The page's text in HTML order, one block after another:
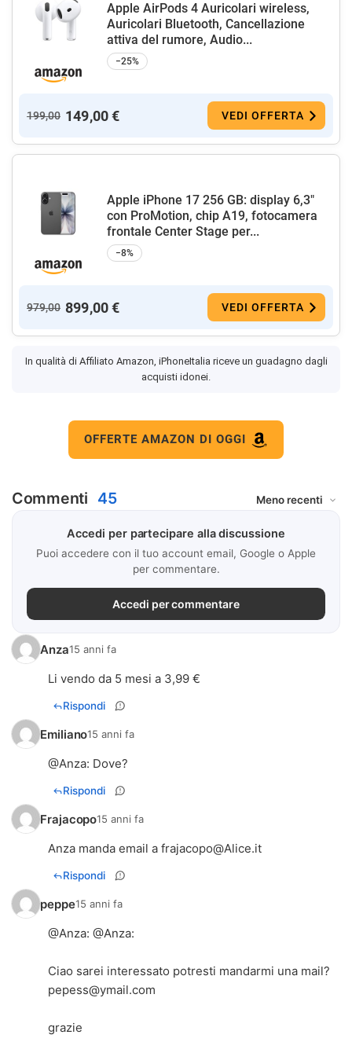
Apple AirPods 4 Auricolari wireless,
Auricolari Bluetooth, Cancellazione
attiva del rumore, Audio...
−25%
199,00 149,00 € VEDI OFFERTA
Apple iPhone 17 256 GB: display 6,3"
con ProMotion, chip A19, fotocamera
frontale Center Stage per...
−8%
979,00 899,00 € VEDI OFFERTA
In qualità di Affiliato Amazon, iPhoneItalia riceve un guadagno dagli
acquisti idonei.
OFFERTE AMAZON DI OGGI
Commenti 45
Accedi per partecipare alla discussione
Puoi accedere con il tuo account email, Google o Apple
per commentare.
Accedi per commentare
Anza15 anni fa
Li vendo da 5 mesi a 3,99 €
Rispondi
Emiliano15 anni fa
@Anza: Dove?
Rispondi
Frajacopo15 anni fa
Anza manda email a frajacopo@Alice.it
Rispondi
peppe15 anni fa
@Anza: @Anza:
pepess@ymail.com
grazie